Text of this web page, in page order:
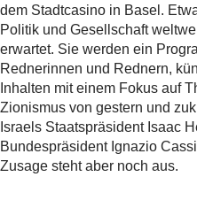
dem Stadtcasino in Basel.
Politik und Gesellschaft
erwartet. Sie werden ein
Rednerinnen und Rednern,
Inhalten mit einem Fokus auf
Zionismus von gestern und
Israels Staatspräsident Isaac
Bundespräsident Ignazio
Zusage steht aber noch aus.